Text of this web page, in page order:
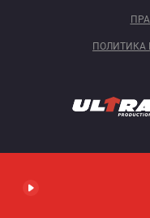
ПОЛИТИКА